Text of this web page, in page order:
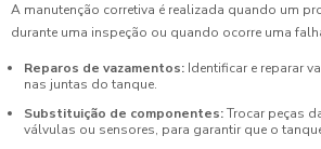
A manutenção corretiva é realizada quando um
durante uma inspeção ou quando ocorre uma
Reparos de vazamentos: Identificar e reparar
nas juntas do tanque.
Substituição de componentes:Trocar peças
válvulas ou sensores, para garantir que o